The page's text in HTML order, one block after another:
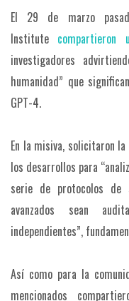
El 29 de marzo
Institute compartieron
investigadores
humanidad” que
GPT-4.
En la misiva, solicitaron
los desarrollos para
serie de protocolos de
avanzados sean
independientes”,
Así como para la
mencionados